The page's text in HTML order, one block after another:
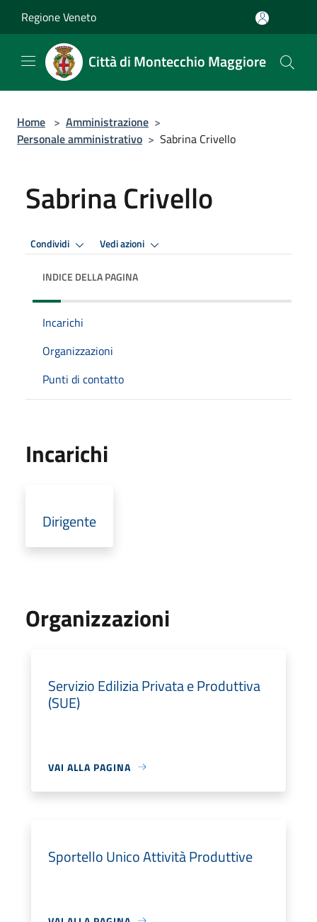
Regione Veneto
Città di Montecchio Maggiore
Home > Amministrazione >
Personale amministrativo > Sabrina Crivello
Sabrina Crivello
Condividi Vedi azioni
INDICE DELLA PAGINA
Incarichi
Organizzazioni
Punti di contatto
Incarichi
Dirigente
Organizzazioni
Servizio Edilizia Privata e Produttiva
(SUE)
VAI ALLA PAGINA
Sportello Unico Attività Produttive